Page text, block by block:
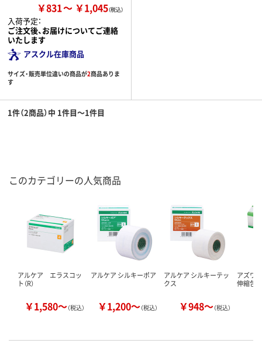
￥831 ￥1,045
入荷予定：
ご注文後、お届けについてご連絡
いたします
アスクル在庫商品
サイズ・販売単位違いの商品が2商品ありま
す
1件（2商品）中 1件目～1件目
このカテゴリーの人気商品
アルケア エラスコッ
ト（R）
￥1,580～（税込）
アルケア シルキーポア
￥1,200～（税込）
アルケア シルキーテッ
クス
￥948～（税込）
アズワ
伸縮包